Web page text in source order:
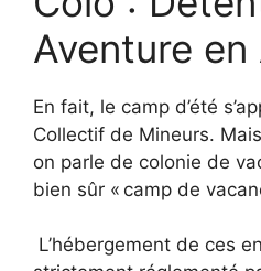
Aventure en
En fait, le camp d’été
Collectif de Mineurs.
on parle de colonie de
bien sûr « camp de
L’hébergement de ces